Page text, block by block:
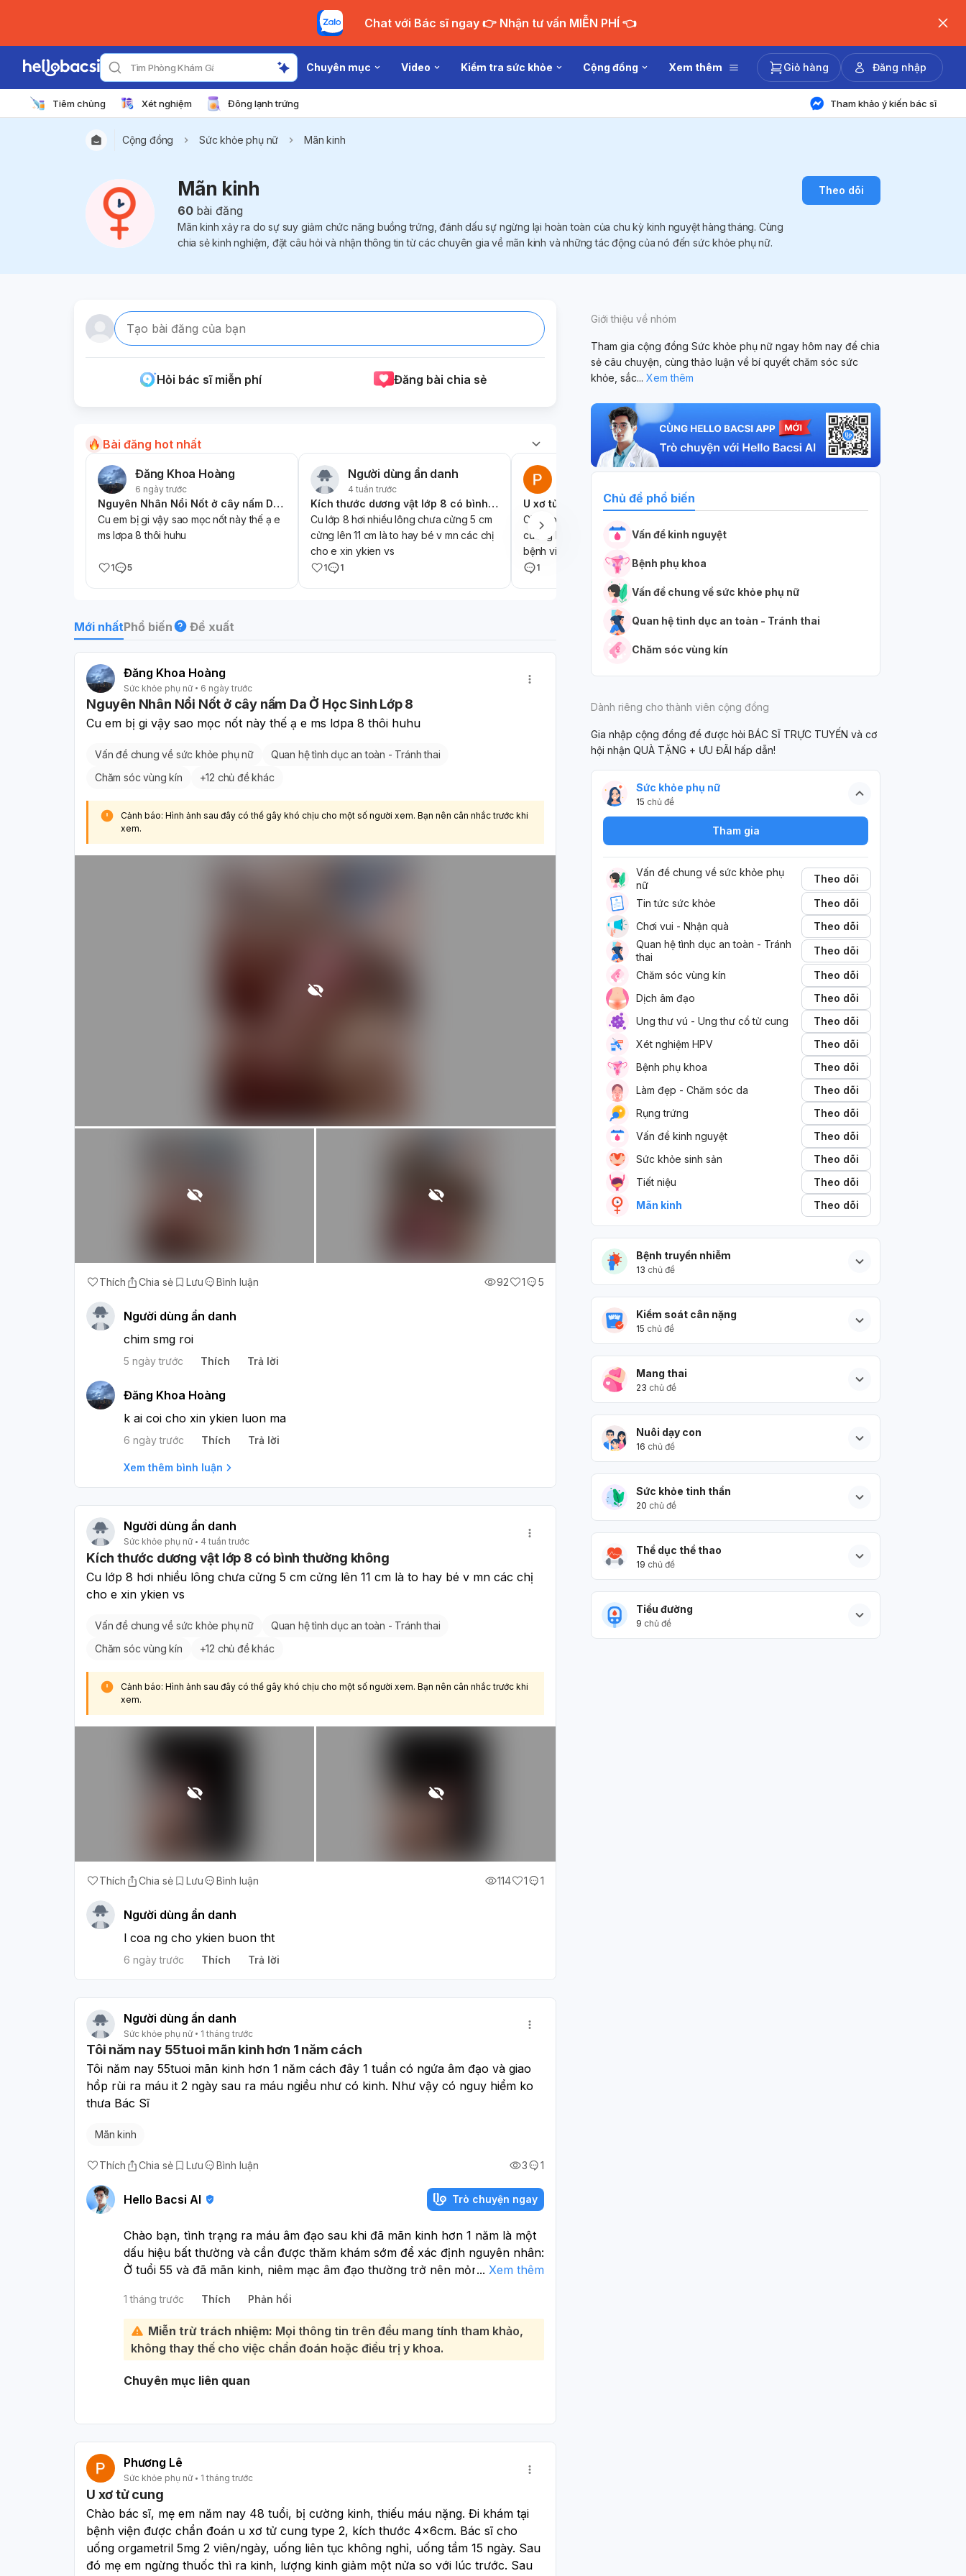
Chat với Bác sĩ ngay 👉 Nhận tư vấn MIỄN PHÍ 👈
Tìm Phòng Khám Gần Đây Chuyên mục Video Kiểm tra sức khỏe Cộng đồng Xem thêm Giỏ hàng Đăng nhập
Tiêm chủng Xét nghiệm Đông lạnh trứng Tham khảo ý kiến bác sĩ
Cộng đồng Sức khỏe phụ nữ Mãn kinh
Mãn kinh
60 bài đăng
Mãn kinh xảy ra do sự suy giảm chức năng buồng trứng, đánh dấu sự ngừng lại hoàn toàn của chu kỳ kinh nguyệt hàng tháng. Cùng
chia sẻ kinh nghiệm, đặt câu hỏi và nhận thông tin từ các chuyên gia về mãn kinh và những tác động của nó đến sức khỏe phụ nữ.
Theo dõi
Tạo bài đăng của bạn
Hỏi bác sĩ miễn phí Đăng bài chia sẻ
Bài đăng hot nhất
Đăng Khoa Hoàng
6 ngày trước
Nguyên Nhân Nổi Nốt ở cây nấm Da Ở Học Sinh Lớp 8
Cu em bị gi vậy sao mọc nốt này thế ạ e
ms lơpa 8 thôi huhu
1 5
Người dùng ẩn danh
4 tuần trước
Kích thước dương vật lớp 8 có bình thường không
Cu lớp 8 hơi nhiều lông chưa cửng 5 cm
cửng lên 11 cm là to hay bé v mn các chị
cho e xin ykien vs
1 1
Phương Lê
U xơ tử cung
Chào bác sĩ, mẹ em năm nay 48 tuổi, bị
cường kinh, thiếu máu nặng. Đi khám tại
bệnh viện được chẩn đoán u xơ tử cung
type 2, kích thước 4x6cm. Bác sĩ cho
uống orgametril 5mg 2 viên/ngày, uống
liên tục không nghỉ, uống tầm 15 ngày.
Sau đó mẹ em ngừng thuốc thì ra kinh,
lượng kinh giảm một nửa so với lúc trước.
Sau khi sạch kinh, mẹ đi khám thì tiếp tục
được bác sĩ kê thuốc cũ, bảo nếu đáp
ứng thuốc tốt thì uống liên tục đến khi
thấy có kinh, mẹ em rất lo lắng. Cho em
hưởng nhiều đến nội tiết, chức năng gan
thận không ạ. Em xin chân thành cảm ơn.
1
Người dùng ẩn danh
Mới nhấtPhổ biến Đề xuất
Đăng Khoa Hoàng
Sức khỏe phụ nữ 6 ngày trước
Nguyên Nhân Nổi Nốt ở cây nấm Da Ở Học Sinh Lớp 8
Cu em bị gi vậy sao mọc nốt này thế ạ e ms lơpa 8 thôi huhu
Vấn đề chung về sức khỏe phụ nữ
Quan hệ tình dục an toàn - Tránh thai
Chăm sóc vùng kín
+12 chủ đề khác
Cảnh báo: Hình ảnh sau đây có thể gây khó chịu cho một số người xem. Bạn nên cân nhắc trước khi
xem.
Thích Chia sẻ Lưu Bình luận 92 1 5
Người dùng ẩn danh
chim smg roi
5 ngày trước Thích Trả lời
Đăng Khoa Hoàng
k ai coi cho xin ykien luon ma
6 ngày trước Thích Trả lời
Xem thêm bình luận
Người dùng ẩn danh
Sức khỏe phụ nữ 4 tuần trước
Kích thước dương vật lớp 8 có bình thường không
Cu lớp 8 hơi nhiều lông chưa cửng 5 cm cửng lên 11 cm là to hay bé v mn các chị
cho e xin ykien vs
Vấn đề chung về sức khỏe phụ nữ
Quan hệ tình dục an toàn - Tránh thai
Chăm sóc vùng kín
+12 chủ đề khác
Cảnh báo: Hình ảnh sau đây có thể gây khó chịu cho một số người xem. Bạn nên cân nhắc trước khi
xem.
Thích Chia sẻ Lưu Bình luận 114 1 1
Người dùng ẩn danh
l coa ng cho ykien buon tht
6 ngày trước Thích Trả lời
Người dùng ẩn danh
Sức khỏe phụ nữ 1 tháng trước
Tôi năm nay 55tuoi mãn kinh hơn 1 năm cách
Tôi năm nay 55tuoi mãn kinh hơn 1 năm cách đây 1 tuần có ngứa âm đạo và giao
hổp rùi ra máu it 2 ngày sau ra máu ngiều như có kinh. Như vậy có nguy hiểm ko
thưa Bác Sĩ
Mãn kinh
Thích Chia sẻ Lưu Bình luận 3 1
Hello Bacsi AI Trò chuyện ngay
Chào bạn, tình trạng ra máu âm đạo sau khi đã mãn kinh hơn 1 năm là một
dấu hiệu bất thường và cần được thăm khám sớm để xác định nguyên nhân:
Ở tuổi 55 và đã mãn kinh, niêm mạc âm đạo thường trở nên mỏng, khô và
có thể khiến âm đạo dễ bị tổn thương, trầy xước và chảy máu, đặc biệt là
sau quan hệ tình dục. Cảm giác ngứa âm đạo bạn gặp phải cũng có thể liên
quan đến tình trạng khô âm đạo hoặc viêm nhiễm. Tuy nhiên, ra máu sau
mãn kinh cũng có thể là dấu hiệu của các vấn đề khác như polyp tử cung
hoặc âm đạo, hoặc trong một số trường hợp hiếm gặp hơn là các bệnh lý
nghiêm trọng hơn như ung thư cổ tử cung hoặc ung thư tử cung. Vì vậy,
có thể thăm khám trực tiếp, làm các xét nghiệm cần thiết như siêu âm, soi
cổ tử cung, hoặc sinh thiết nếu cần, để chẩn đoán chính xác nguyên nhân
gây chảy máu và có hướng điều trị phù hợp. Đừng chủ quan với tình trạng
này bạn nhé.
...Xem thêm
1 tháng trước Thích Phản hồi
Miễn trừ trách nhiệm: Mọi thông tin trên đều mang tính tham khảo,
không thay thế cho việc chẩn đoán hoặc điều trị y khoa.
Chuyên mục liên quan
Phương Lê
Sức khỏe phụ nữ 1 tháng trước
U xơ tử cung
Chào bác sĩ, mẹ em năm nay 48 tuổi, bị cường kinh, thiếu máu nặng. Đi khám tại
bệnh viện được chẩn đoán u xơ tử cung type 2, kích thước 4x6cm. Bác sĩ cho
uống orgametril 5mg 2 viên/ngày, uống liên tục không nghỉ, uống tầm 15 ngày. Sau
đó mẹ em ngừng thuốc thì ra kinh, lượng kinh giảm một nửa so với lúc trước. Sau
Giới thiệu về nhóm
Tham gia cộng đồng Sức khỏe phụ nữ ngay hôm nay để chia
sẻ câu chuyện, cùng thảo luận về bí quyết chăm sóc sức
khỏe, sắc...Xem thêm
Chủ đề phổ biến
Vấn đề kinh nguyệt
Bệnh phụ khoa
Vấn đề chung về sức khỏe phụ nữ
Quan hệ tình dục an toàn - Tránh thai
Chăm sóc vùng kín
Dành riêng cho thành viên cộng đồng
Gia nhập cộng đồng để được hỏi BÁC SĨ TRỰC TUYẾN và cơ
hội nhận QUÀ TẶNG + ƯU ĐÃI hấp dẫn!
Sức khỏe phụ nữ
15 chủ đề
Tham gia
Vấn đề chung về sức khỏe phụ
nữ
Theo dõi
Tin tức sức khỏe
Theo dõi
Chơi vui - Nhận quà
Theo dõi
Quan hệ tình dục an toàn - Tránh
thai
Theo dõi
Chăm sóc vùng kín
Theo dõi
Dịch âm đạo
Theo dõi
Ung thư vú - Ung thư cổ tử cung
Theo dõi
Xét nghiệm HPV
Theo dõi
Bệnh phụ khoa
Theo dõi
Làm đẹp - Chăm sóc da
Theo dõi
Rụng trứng
Theo dõi
Vấn đề kinh nguyệt
Theo dõi
Sức khỏe sinh sản
Theo dõi
Tiết niệu
Theo dõi
Mãn kinh
Theo dõi
Bệnh truyền nhiễm
13 chủ đề
Kiểm soát cân nặng
15 chủ đề
Mang thai
23 chủ đề
Nuôi dạy con
16 chủ đề
Sức khỏe tinh thần
20 chủ đề
Thể dục thể thao
19 chủ đề
Tiểu đường
9 chủ đề